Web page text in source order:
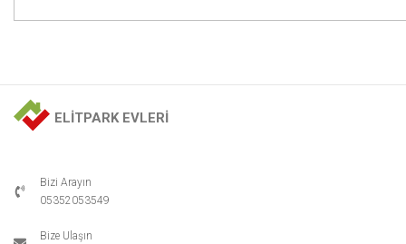
ELİTPARK EVLERİ
Bizi Arayın
05352053549
Bize Ulaşın